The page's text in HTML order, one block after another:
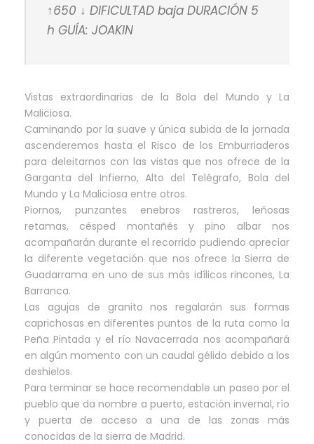
↑650 ↓ DIFICULTAD baja DURACIÓN 5
h GUÍA: JOAKIN
Vistas extraordinarias de la Bola del Mundo y La
Maliciosa.
Caminando por la suave y única subida de la jornada
ascenderemos hasta el Risco de los Emburriaderos
para deleitarnos con las vistas que nos ofrece de la
Garganta del Infierno, Alto del Telégrafo, Bola del
Mundo y La Maliciosa entre otros.
Piornos, punzantes enebros rastreros, leñosas
retamas, césped montañés y pino albar nos
acompañarán durante el recorrido pudiendo apreciar
la diferente vegetación que nos ofrece la Sierra de
Guadarrama en uno de sus más idílicos rincones, La
Barranca.
Las agujas de granito nos regalarán sus formas
caprichosas en diferentes puntos de la ruta como la
Peña Pintada y el río Navacerrada nos acompañará
en algún momento con un caudal gélido debido a los
deshielos.
Para terminar se hace recomendable un paseo por el
pueblo que da nombre a puerto, estación invernal, río
y puerta de acceso a una de las zonas más
conocidas de la sierra de Madrid.